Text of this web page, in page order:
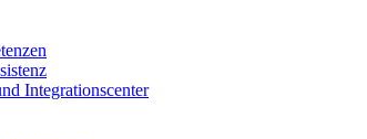
Integrationscenter